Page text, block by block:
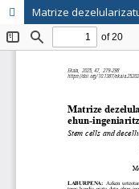
Matrize